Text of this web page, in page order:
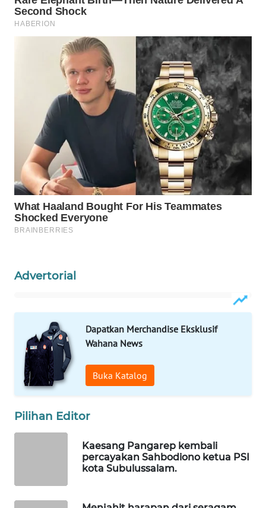
Advertorial
Dapatkan Merchandise Eksklusif
Wahana News
Buka Katalog
Pilihan Editor
Kaesang Pangarep kembali
percayakan Sahbodiono ketua PSI
kota Subulussalam.
WAHANA
KONSUMEN
WAHANA
TRAVEL
WAHANA
TV
WAHANANEWS
ID
WAHANA
SPORT
WAHANA
UMKM
WAHANA
SELEB